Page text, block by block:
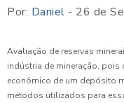
Por: Daniel - 26 de
Avaliação de reservas
indústria de mineração,
econômico de um depósito
métodos utilizados para